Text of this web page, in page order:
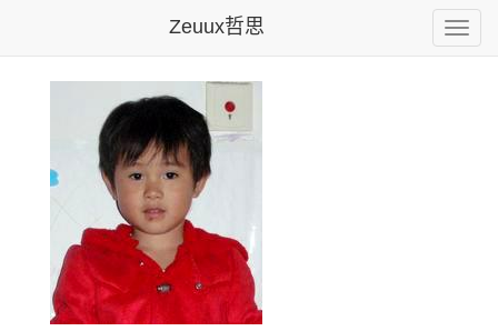
Toggle
Zeuux哲思